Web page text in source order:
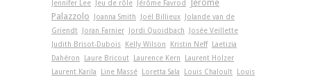
Jennifer Lee
Jeu de rôle Jérôme Favrod
Jérôme
Palazzolo
Joanna Smith Joël Billieux
Jolande van de
Griendt
Joran Farnier Jordi Quoidbach
Josée Veillette
Judith Brisot-Dubois
Kelly Wilson Kristin Neff
Laetizia
Dahéron
Laure Bricout Laurence Kern
Laurent Holzer
Laurent Karila
Line Massé Loretta Sala Louis Chaloult
Louis